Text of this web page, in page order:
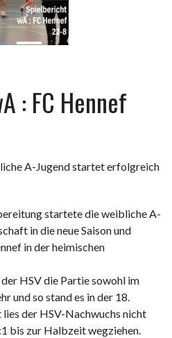
: FC Hennef
A-Jugend startet erfolgreich
startete die weibliche A-
in die neue Saison und
in der heimischen
HSV die Partie sowohl im
und so stand es in der 18.
der HSV-Nachwuchs nicht
bis zur Halbzeit wegziehen.